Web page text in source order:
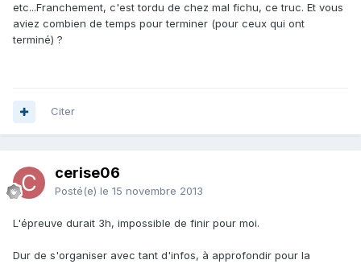
etc...Franchement, c'est tordu de chez mal fichu, ce truc. Et vous
aviez combien de temps pour terminer (pour ceux qui ont
terminé) ?
Citer
cerise06
Posté(e) le 15 novembre 2013
L'épreuve durait 3h, impossible de finir pour moi.
Dur de s'organiser avec tant d'infos, à approfondir pour la